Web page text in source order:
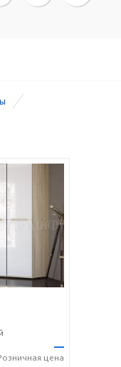
—
цена